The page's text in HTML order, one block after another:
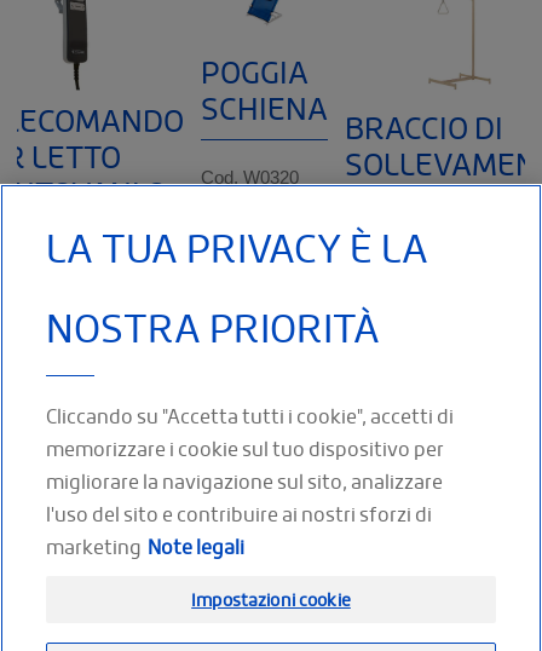
Europeo 2017/745 sui dispositivi medici. Si prega di leggere
LETTO
O
POGGIA
SCHIENA
Cod. W0320
Regolabile in
inclinazione per
leggere o
guardare la
ALTRO
BRACCIO DI
GENEVA
Cod. V2014 949 020 Per
utilizzare il braccio di
sollevamento Geneva
SEGUICI SUI SOCIAL
LA TUA PRIVACY È LA
NOSTRA PRIORITÀ
Cliccando su "Accetta tutti i cookie", accetti di
memorizzare i cookie sul tuo dispositivo per
migliorare la navigazione sul sito, analizzare
l'uso del sito e contribuire ai nostri sforzi di
marketing Note legali
Impostazioni cookie